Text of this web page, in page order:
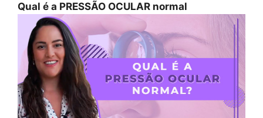
Qual é a PRESSÃO OCULAR normal